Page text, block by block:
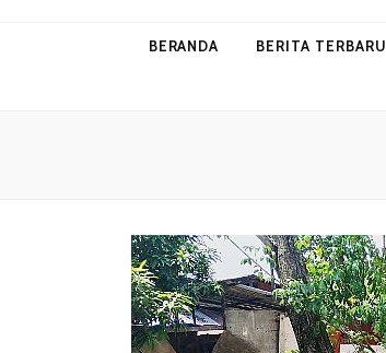
BERANDA BERITA TERBARU